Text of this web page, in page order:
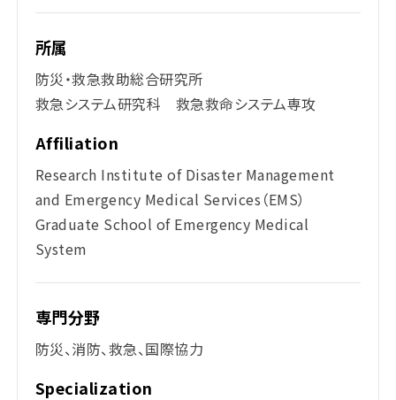
所属
防災・救急救助総合研究所
救急システム研究科 救急救命システム専攻
Affiliation
Research Institute of Disaster Management
and Emergency Medical Services（EMS）
Graduate School of Emergency Medical
System
専門分野
防災、消防、救急、国際協力
Specialization